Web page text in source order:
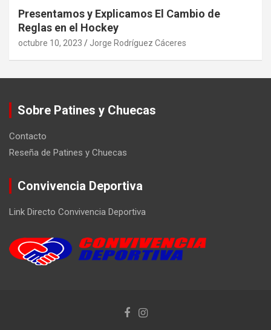
Presentamos y Explicamos El Cambio de
Reglas en el Hockey
octubre 10, 2023 Jorge Rodríguez Cáceres
Sobre Patines y Chuecas
Contacto
Reseña de Patines y Chuecas
Convivencia Deportiva
Link Directo Convivencia Deportiva